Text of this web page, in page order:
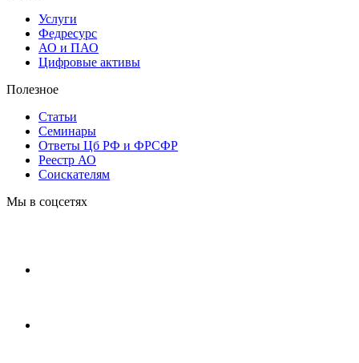
Услуги
Федресурс
АО и ПАО
Цифровые активы
Полезное
Статьи
Cеминары
Ответы Цб РФ и ФРСФР
Реестр АО
Соискателям
Мы в соцсетях